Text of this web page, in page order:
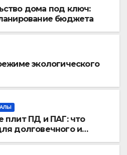
дома под ключ:
бюджета
экологического
плит ПД и ПАГ: что
долговечного и